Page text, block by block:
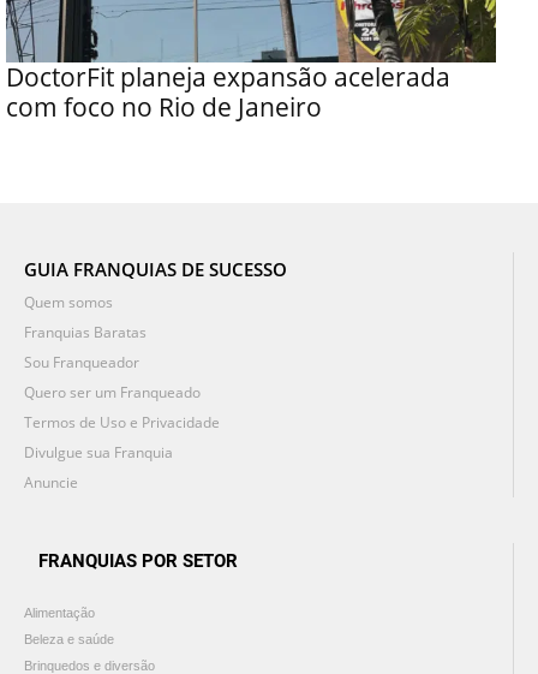
DoctorFit planeja expansão acelerada
com foco no Rio de Janeiro
GUIA FRANQUIAS DE SUCESSO
Quem somos
Franquias Baratas
Sou Franqueador
Quero ser um Franqueado
Termos de Uso e Privacidade
Divulgue sua Franquia
Anuncie
FRANQUIAS POR SETOR
Alimentação
Beleza e saúde
Brinquedos e diversão